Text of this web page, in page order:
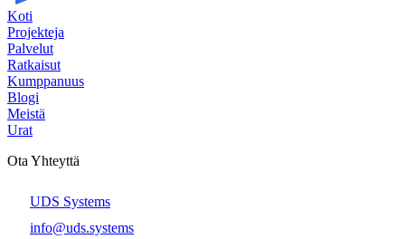
Koti
Projekteja
Palvelut
Ratkaisut
Kumppanuus
Blogi
Meistä
Urat
Ota Yhteyttä
UDS Systems
info@uds.systems